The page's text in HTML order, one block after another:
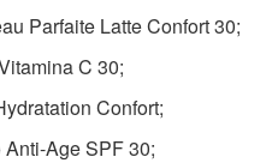
Parfaite Latte Confort 30;
C 30;
Confort;
Age SPF 30;